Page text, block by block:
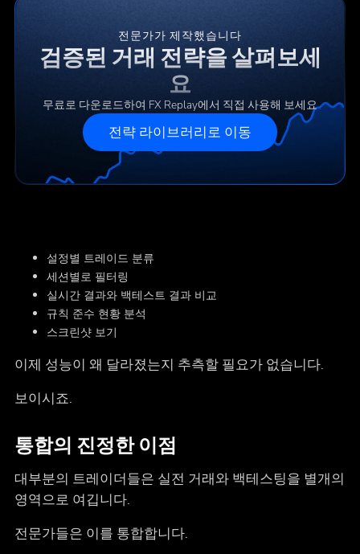
전문가가 제작했습니다
검증된 거래 전략을 살펴보세
요
무료로 다운로드하여 FX Replay에서 직접 사용해 보세요
전략 라이브러리로 이동
설정별 트레이드 분류
세션별로 필터링
실시간 결과와 백테스트 결과 비교
규칙 준수 현황 분석
스크린샷 보기
이제 성능이 왜 달라졌는지 추측할 필요가 없습니다.
보이시죠.
통합의 진정한 이점
대부분의 트레이더들은 실전 거래와 백테스팅을 별개의
영역으로 여깁니다.
전문가들은 이를 통합합니다.